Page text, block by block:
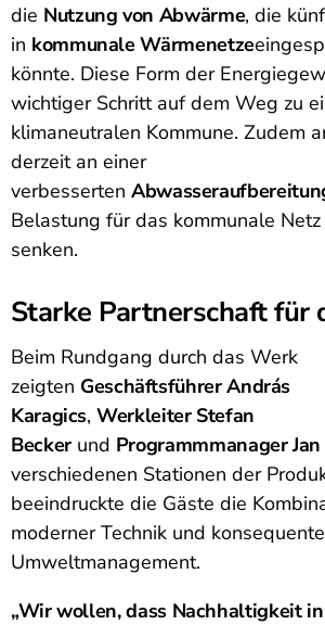
die Nutzung von Abwärme, die
in kommunale Wärmenetze
könnte. Diese Form der
wichtiger Schritt auf dem Weg zu
klimaneutralen Kommune. Zudem
derzeit an einer
verbesserten
Belastung für das kommunale
senken.
Starke Partnerschaft für
Beim Rundgang durch das Werk
zeigten Geschäftsführer András
Karagics,Werkleiter Stefan
Beckerund Programmmanager
verschiedenen Stationen der
beeindruckte die Gäste die
moderner Technik und
Umweltmanagement.
„Wir wollen, dass Nachhaltigkeit